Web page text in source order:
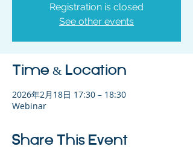
Registration is closed
See other events
Time & Location
2026年2月18日 17:30 – 18:30
Webinar
Share This Event